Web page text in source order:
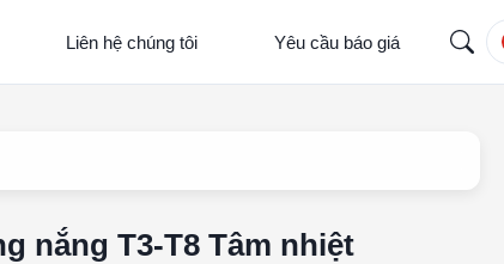
Liên hệ chúng tôi Yêu cầu báo giá
nắng T3-T8 Tâm nhiệt